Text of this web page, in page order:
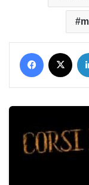
Facebook